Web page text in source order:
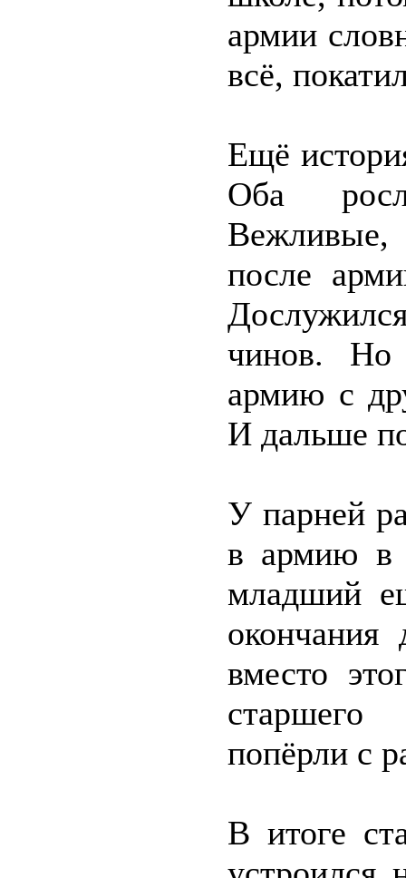
армии
всё,
Ещё
Оба
Вежливые,
после
чинов. Но
армию с
И дальше
У парней
в армию в
младший
вместо
старшего
попёрли с
В итоге